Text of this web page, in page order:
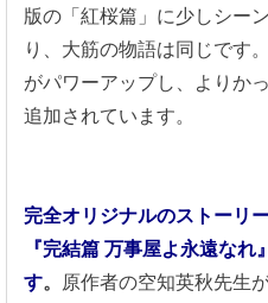
版の「紅桜篇」に少しシー
り、大筋の物語は同じです
がパワーアップし、よりか
追加されています。
完全オリジナルのストーリ
『完結篇 万事屋よ永遠な
す。 原作者の空知英秋先生